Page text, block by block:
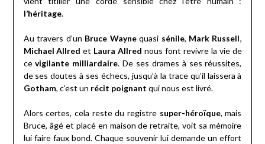
l’héritage.
Au travers d’un Bruce Waynequasi sénile, Mark Russell,
Michael Allred et Laura Allred nous font revivre la vie de
cevigilante milliardaire. De ses drames à ses réussites,
de ses doutes à ses échecs, jusqu’à la trace qu’il laissera à
Gotham, c’est un récit poignant qui nous est livré.
Alors certes, cela reste du registre super-héroïque, mais
Bruce, âgé et placé en maison de retraite, voit sa mémoire
lui faire faux bond. Chaque souvenir lui demande un effort